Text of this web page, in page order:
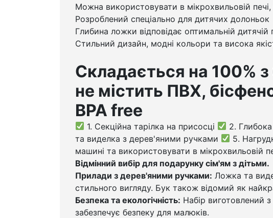
Можна використовувати в мікрохвильовій
Розроблений спеціально для дитячих долоньок
Глибина ложки відповідає оптимальній дитячій
Стильний дизайн, модні кольори та висока
Складається на 100% з
не містить ПВХ,
BPA free
1. Секційна тарілка на присосці 2.
та виделка з дерев'яними ручками
5.
машині та використовувати в мікрохвильовій
Відмінний вибір для подарунку сім'ям з дітьми.
Прилади з дерев'яними ручками: Ложка та
стильного вигляду. Бук також відомий як
Безпека та екологічність: Набір виготовлений
забезпечує безпеку для малюків.